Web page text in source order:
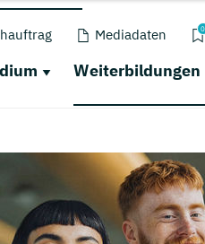
Mediadaten 0
Weiterbildungen